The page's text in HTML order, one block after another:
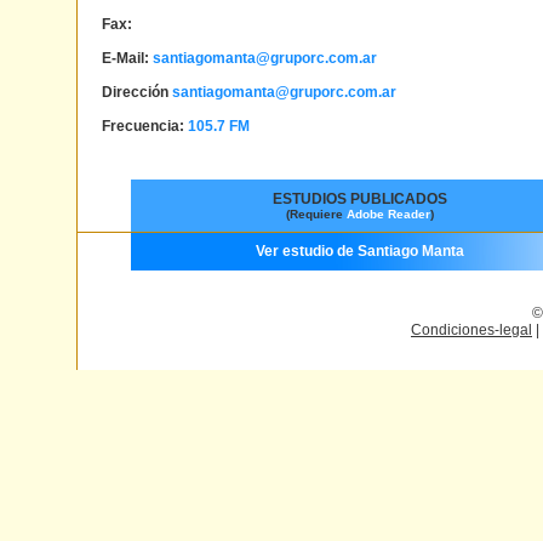
Fax:
E-Mail: santiagomanta@gruporc.com.ar
Dirección santiagomanta@gruporc.com.ar
Frecuencia: 105.7 FM
ESTUDIOS PUBLICADOS
(Requiere Adobe Reader)
Ver estudio de Santiago Manta
©
Condiciones-legal